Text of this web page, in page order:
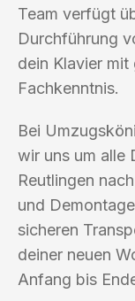
Team verfügt
Durchführung
dein Klavier
Fachkenntnis.
Bei
wir uns um alle
Reutlingen
und
sicheren
deiner neuen
Anfang bis